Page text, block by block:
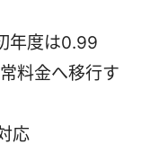
年度は0.99
料金へ移行す
応